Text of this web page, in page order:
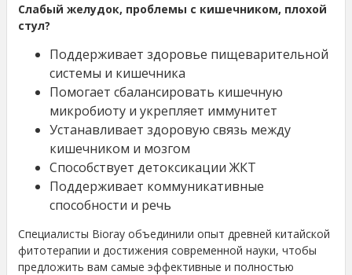
Слабый желудок, проблемы с кишечником, плохой
стул?
Поддерживает здоровье пищеварительной
системы и кишечника
Помогает сбалансировать кишечную
микробиоту и укрепляет иммунитет
Устанавливает здоровую связь между
кишечником и мозгом
Способствует детоксикации ЖКТ
Поддерживает коммуникативные
способности и речь
Специалисты Bioray объединили опыт древней китайской
фитотерапии и достижения современной науки, чтобы
предложить вам самые эффективные и полностью